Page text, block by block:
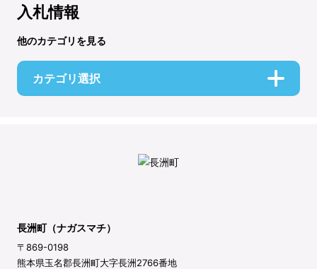
入札情報
他のカテゴリを見る
カテゴリ選択
長洲町（ナガスマチ）
〒869-0198
熊本県玉名郡長洲町大字長洲2766番地